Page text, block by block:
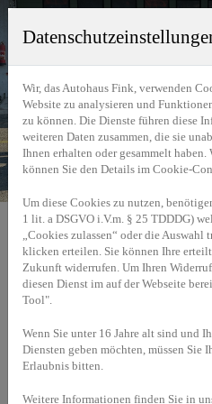
Home » Motorsport » Sports Car
Sports Car
2024
Wir, das Autohaus Fink, verwenden
Website zu analysieren und
zu können. Die Dienste führen diese
weiteren Daten zusammen, die sie
Ihnen erhalten oder gesammelt
können Sie den Details im Cookie-
Um diese Cookies zu nutzen,
1 lit. a DSGVO i.V.m. § 25 TDDDG)
„Cookies zulassen“ oder die
klicken erteilen. Sie können Ihre
Zukunft widerrufen. Um Ihren
diesen Dienst im auf der Webseite
Tool".
Wenn Sie unter 16 Jahre alt sind und
Diensten geben möchten, müssen Sie
Erlaubnis bitten.
Weitere Informationen finden Sie in